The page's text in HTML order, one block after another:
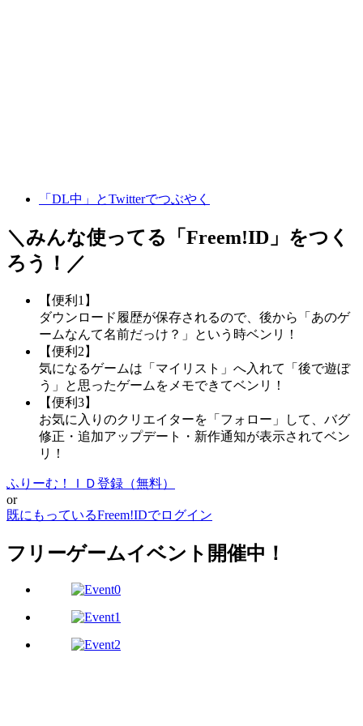
「DL中」とTwitterでつぶやく
＼みんな使ってる「 Freem!ID 」をつく
ろう！／
【便利1】
ダウンロード履歴が保存されるので、後から「あのゲ
ームなんて名前だっけ？」という時ベンリ！
【便利2】
気になるゲームは「マイリスト」へ入れて「後で遊ぼ
う」と思ったゲームをメモできてベンリ！
【便利3】
お気に入りのクリエイターを「フォロー」して、バグ
修正・追加アップデート・新作通知が表示されてベン
リ！
ふりーむ！ＩＤ登録（無料）
or
既にもっているFreem!IDでログイン
フリーゲームイベント開催中！